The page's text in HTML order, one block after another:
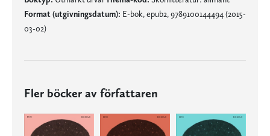
Format (utgivningsdatum): E-bok, epub2, 9789100144494 (2015-
03-02)
Fler böcker av författaren